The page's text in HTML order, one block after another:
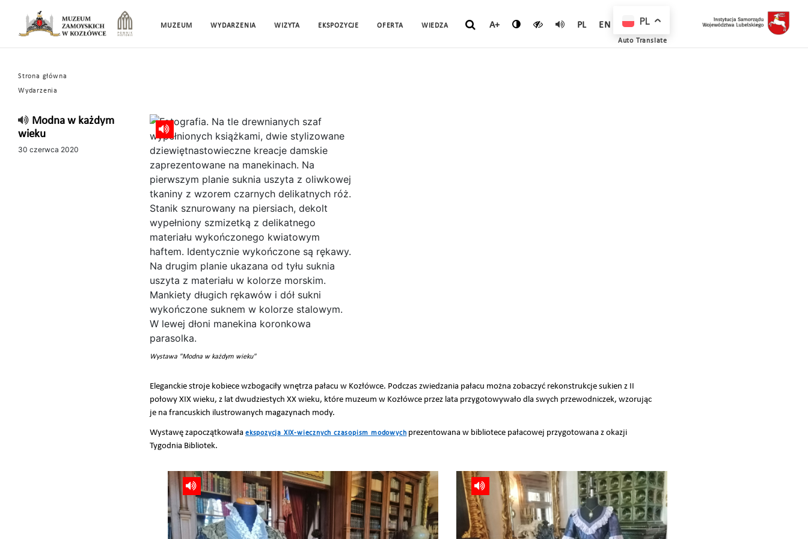
MUZEUM WYDARZENIA WIZYTA EKSPOZYCJE OFERTA WIEDZA A+ PL EN
Strona główna
Wydarzenia
Modna w każdym
wieku
30 czerwca 2020
Wystawa "Modna w każdym wieku"
Eleganckie stroje kobiece wzbogaciły wnętrza pałacu w Kozłówce. Podczas zwiedzania pałacu można zobaczyć rekonstrukcje sukien z II
połowy XIX wieku, z lat dwudziestych XX wieku, które muzeum w Kozłówce przez lata przygotowywało dla swych przewodniczek, wzorując
je na francuskich ilustrowanych magazynach mody.
Wystawę zapoczątkowała ekspozycja XIX-wiecznych czasopism modowych prezentowana w bibliotece pałacowej przygotowana z okazji
Tygodnia Bibliotek.
PL
Auto Translate